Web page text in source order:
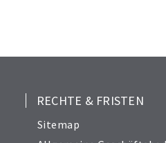
RECHTE & FRISTEN
Sitemap